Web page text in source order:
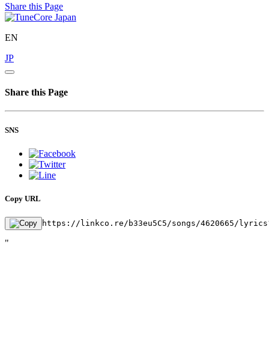
Share this Page
EN
JP
Share this Page
SNS
Copy URL
https://linkco.re/b33eu5C5/songs/4620665/
"